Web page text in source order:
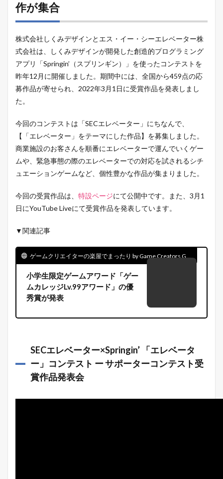
作が集合
株式会社しくみデザインとエス・イー・シーエレベーター株
式会社は、しくみデザインが開発した創造的プログラミング
アプリ「Springin’（スプリンギン）」を使ったコンテストを
昨年12月に開催しました。期間中には、全国から459点の応
募作品が寄せられ、2022年3月1日に受賞作品を発表しまし
た。
今回のコンテストは「SECエレベーター」にちなんで、
【「エレベーター」をテーマにした作品】を募集しました。
商業施設のお客さんを順番にエレベーターで運んでいくゲー
ムや、緊急事態の際のエレベーターでの対応を試されるシチ
ュエーションゲームなど、個性豊かな作品が集まりました。
今回の受賞作品は、 特設ページにて公開中です。また、3月1
日にYouTube Liveにて受賞作品を発表しています。
▼関連記事
ゲームクリエイターの楽屋でまったり by Game Creators Guild
小学生限定ゲームアワード「ゲー
ムカレッジLv.99アワード」の優
秀賞が発表
SECエレベーター×Springin’ 「エレベータ
ー」コンテスト ー サポーターコンテスト受
賞作品発表会